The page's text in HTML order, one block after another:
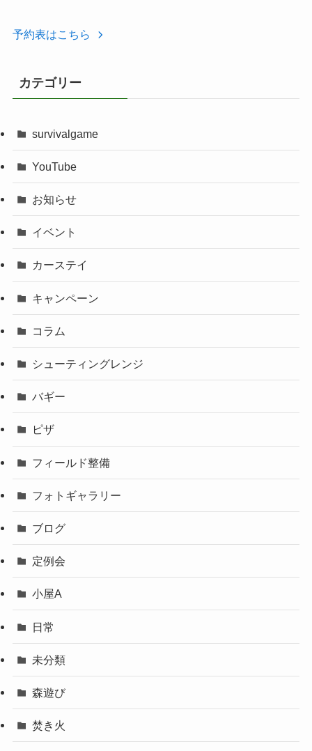
予約表はこちら
カテゴリー
survivalgame
YouTube
お知らせ
イベント
カーステイ
キャンペーン
コラム
シューティングレンジ
バギー
ピザ
フィールド整備
フォトギャラリー
ブログ
定例会
小屋A
日常
未分類
森遊び
焚き火